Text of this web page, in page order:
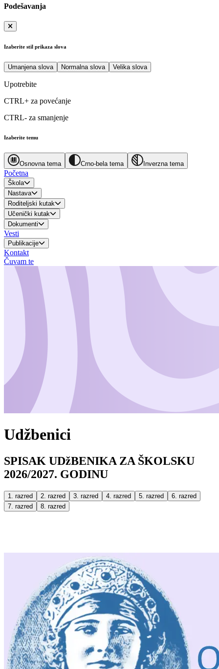
Podešavanja
Izaberite stil prikaza slova
Umanjena slova Normalna slova Velika slova
Upotrebite
CTRL+ za povećanje
CTRL- za smanjenje
Izaberite temu
Osnovna tema Crno-bela tema Inverzna tema
Početna
Škola
Nastava
Roditeljski kutak
Učenički kutak
Dokumenti
Vesti
Publikacije
Kontakt
Čuvam te
Udžbenici
SPISAK UDžBENIKA ZA ŠKOLSKU
2026/2027. GODINU
1. razred 2. razred 3. razred 4. razred 5. razred
6. razred
7. razred
8. razred